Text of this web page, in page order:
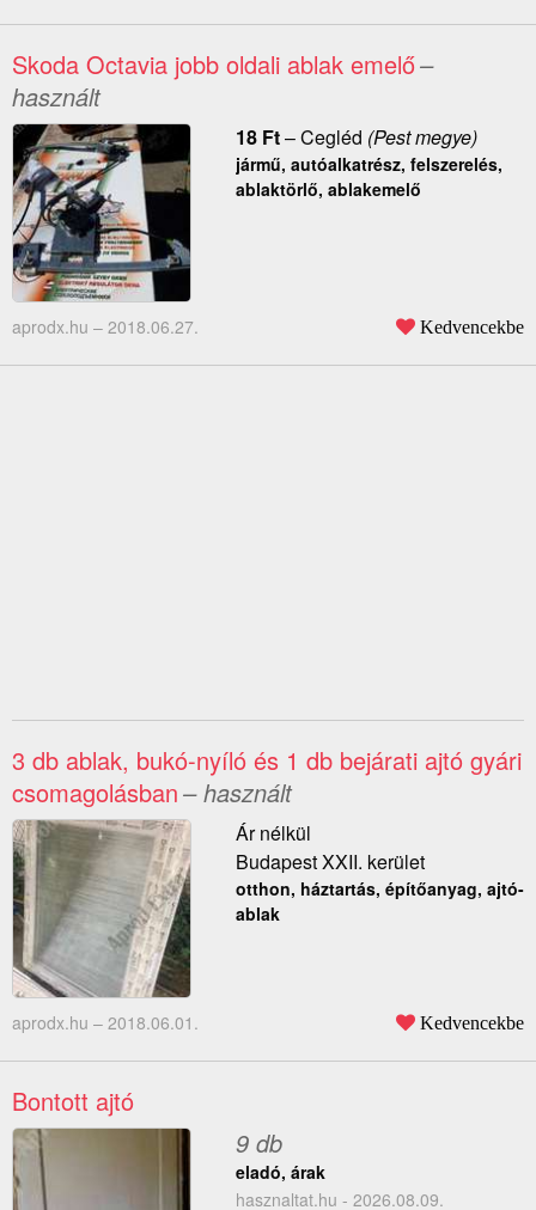
Skoda Octavia jobb oldali ablak emelő–
használt
18 Ft–Cegléd (Pest megye)
jármű, autóalkatrész, felszerelés,
ablaktörlő, ablakemelő
aprodx.hu – 2018.06.27. Kedvencekbe
3 db ablak, bukó-nyíló és 1 db bejárati ajtó gyári
csomagolásban– használt
Ár nélkül
Budapest XXII. kerület
otthon, háztartás, építőanyag, ajtó-
ablak
aprodx.hu – 2018.06.01. Kedvencekbe
Bontott ajtó
9 db
eladó, árak
hasznaltat.hu - 2026.08.09.